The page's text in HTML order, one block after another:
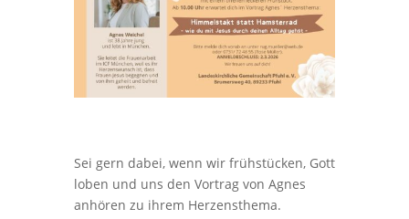
Sei gern dabei, wenn wir frühstücken, Gott
loben und uns den Vortrag von Agnes
anhören zu ihrem Herzensthema.